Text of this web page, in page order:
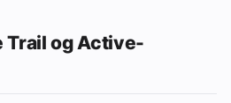
Trail og Active-